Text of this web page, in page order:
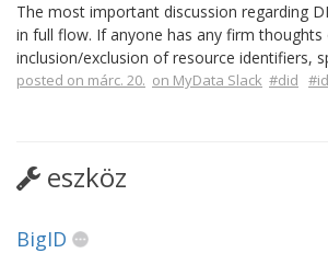
The most important discussion regarding
in full flow. If anyone has any firm thoughts
inclusion/exclusion of resource identifiers,
posted on márc. 20. on MyData Slack #did
eszköz
BigID